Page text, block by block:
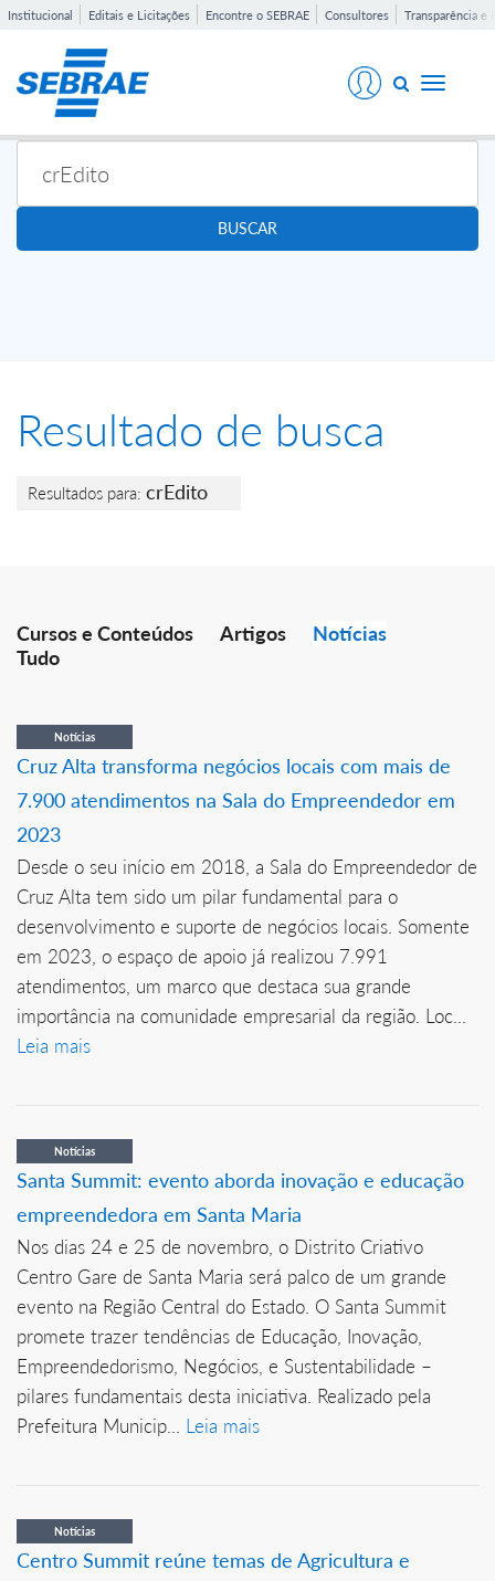
Institucional Editais e Licitações Encontre o SEBRAE Consultores Transparência e
Toggle
BUSCAR
Resultado de busca
Resultados para: crEdito
Cursos e Conteúdos Artigos
Notícias
Tudo
Notícias
Cruz Alta transforma negócios locais com mais de
7.900 atendimentos na Sala do Empreendedor em
2023
Desde o seu início em 2018, a Sala do Empreendedor de
Cruz Alta tem sido um pilar fundamental para o
desenvolvimento e suporte de negócios locais. Somente
em 2023, o espaço de apoio já realizou 7.991
atendimentos, um marco que destaca sua grande
importância na comunidade empresarial da região. Loc...
Leia mais
Notícias
Santa Summit: evento aborda inovação e educação
empreendedora em Santa Maria
Nos dias 24 e 25 de novembro, o Distrito Criativo
Centro Gare de Santa Maria será palco de um grande
evento na Região Central do Estado. O Santa Summit
promete trazer tendências de Educação, Inovação,
Empreendedorismo, Negócios, e Sustentabilidade –
pilares fundamentais desta iniciativa. Realizado pela
Prefeitura Municip... Leia mais
Notícias
Centro Summit reúne temas de Agricultura e